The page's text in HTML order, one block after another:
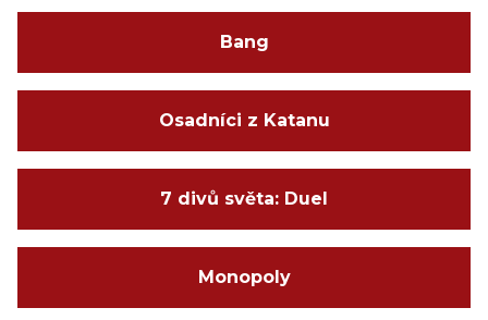
Bang
Osadníci z Katanu
7 divů světa: Duel
Monopoly